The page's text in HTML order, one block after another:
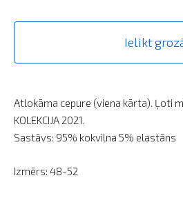
Ielikt
Atlokāma cepure (viena kārta). Ļoti
KOLEKCIJA 2021.
Sastāvs: 95% kokvilna 5% elastāns
Izmērs: 48-52